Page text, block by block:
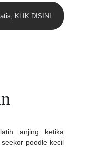
KLIK DISINI
anjing ketika
poodle kecil